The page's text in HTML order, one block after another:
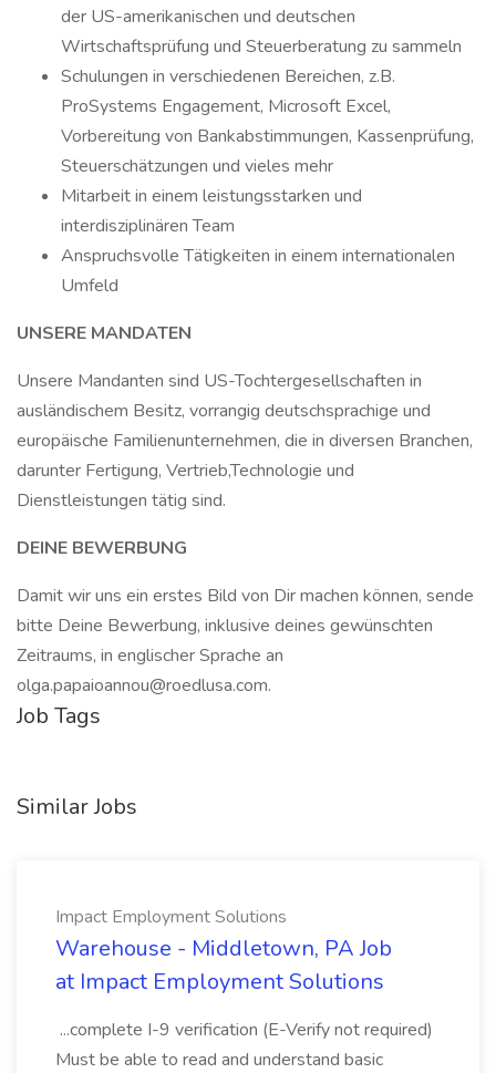
der US-amerikanischen und deutschen
Wirtschaftsprüfung und Steuerberatung zu sammeln
Schulungen in verschiedenen Bereichen, z.B.
ProSystems Engagement, Microsoft Excel,
Vorbereitung von Bankabstimmungen, Kassenprüfung,
Steuerschätzungen und vieles mehr
Mitarbeit in einem leistungsstarken und
interdisziplinären Team
Anspruchsvolle Tätigkeiten in einem internationalen
Umfeld
UNSERE MANDATEN
Unsere Mandanten sind US-Tochtergesellschaften in
ausländischem Besitz, vorrangig deutschsprachige und
europäische Familienunternehmen, die in diversen Branchen,
darunter Fertigung, Vertrieb,Technologie und
Dienstleistungen tätig sind.
DEINE BEWERBUNG
Damit wir uns ein erstes Bild von Dir machen können, sende
bitte Deine Bewerbung, inklusive deines gewünschten
Zeitraums, in englischer Sprache an
olga.papaioannou@roedlusa.com.
Job Tags
Similar Jobs
Impact Employment Solutions
Warehouse - Middletown, PA Job
at Impact Employment Solutions
...complete I-9 verification (E-Verify not required)
Must be able to read and understand basic